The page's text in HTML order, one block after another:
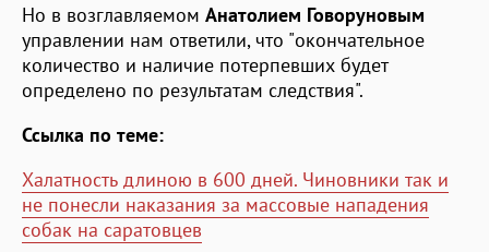
Но в возглавляемом Анатолием Говоруновым
управлении нам ответили, что "окончательное
количество и наличие потерпевших будет
определено по результатам следствия".
Ссылка по теме:
Халатность длиною в 600 дней. Чиновники так и
не понесли наказания за массовые нападения
собак на саратовцев